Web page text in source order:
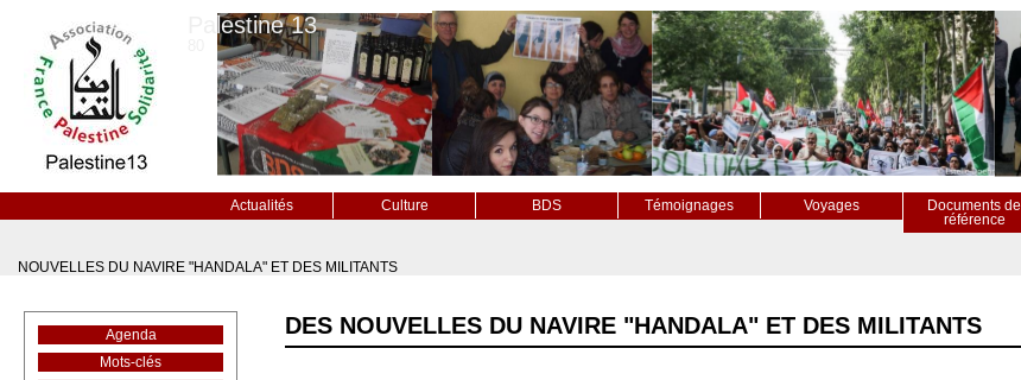
Palestine 13
Actualités Culture BDS Témoignages Voyages
Documents de
référence
NOUVELLES DU NAVIRE "HANDALA" ET DES MILITANTS
DES NOUVELLES DU NAVIRE "HANDALA" ET DES MILITANTS
Agenda
Mots-clés